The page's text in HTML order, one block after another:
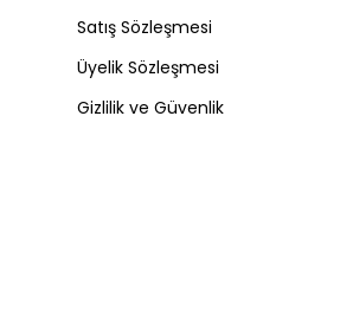
Satış Sözleşmesi
Üyelik Sözleşmesi
Gizlilik ve Güvenlik